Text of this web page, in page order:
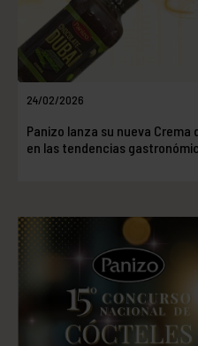
24/02/2026
Panizo lanza su nueva Crema
en las tendencias